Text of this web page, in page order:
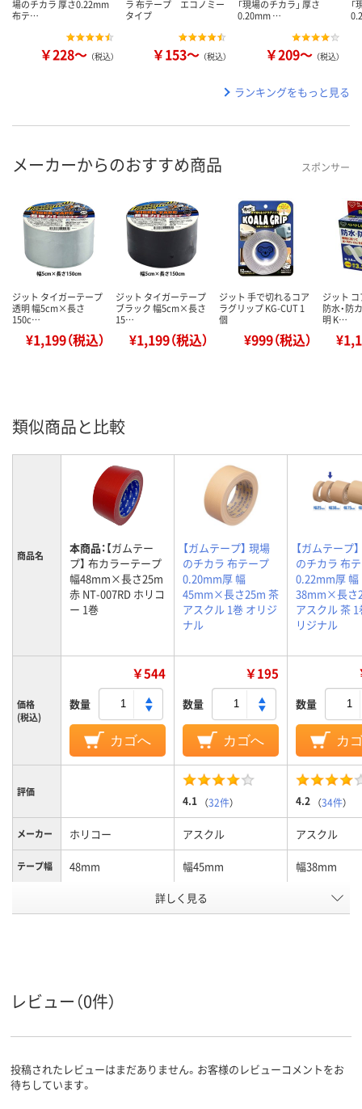
場のチカラ 厚さ0.22mm
布テ…
￥228～ （税込）
ラ 布テープ エコノミー
タイプ
￥153～ （税込）
「現場のチカラ」 厚さ
0.20mm …
￥209～ （税込）
ランキングをもっと見る
メーカーからのおすすめ商品 スポンサー
ジット タイガーテープ
透明 幅5cm×長さ
150c…
¥1,199（税込）
ジット タイガーテープ
ブラック 幅5cm×長さ
15…
¥1,199（税込）
ジット 手で切れるコア
ラグリップ KG-CUT 1
個
¥999（税込）
ジット
防水・防
明 K…
類似商品と比較
商品名 本商品：【ガムテー
プ】 布カラーテープ
幅48mm×長さ25m
赤 NT-007RD ホリコ
ー 1巻
【ガムテープ】 現場
のチカラ 布テープ
0.20mm厚 幅
45mm×長さ25m 茶
アスクル 1巻 オリジ
ナル
【ガムテープ
のチカラ 布
0.22mm厚 幅
38mm×長さ
アスクル 茶 1
リジナル
価格
(税込)
￥544
数量
カゴへ
￥195
数量
カゴへ
数量
カ
評価
4.1 （32件） 4.2 （34件）
メーカー ホリコー アスクル アスクル
テープ幅 48mm 幅45mm 幅38mm
ループ
ブラウン系 ブラウン系
スコア
詳しく見る
レビュー（0件）
投稿されたレビューはまだありません。お客様のレビューコメントをお
待ちしています。